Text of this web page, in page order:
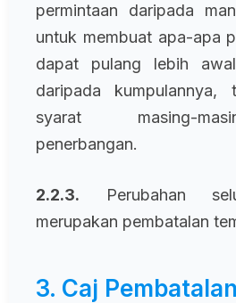
permintaan daripada
untuk membuat apa-apa
dapat pulang lebih
daripada kumpulannya,
syarat masing-
penerbangan.
2.2.3. Perubahan
merupakan pembatalan
3. Caj